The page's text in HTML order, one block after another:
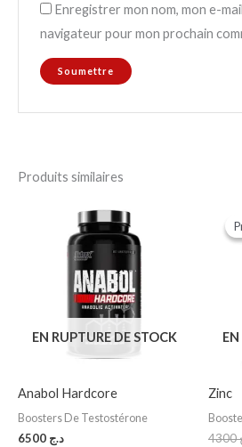
Enregistrer mon nom, mon e-
navigateur pour mon prochain
Produits similaires
EN RUPTURE DE STOCK
Anabol Hardcore
Boosters De Testostérone
د.ج
Zinc
4300